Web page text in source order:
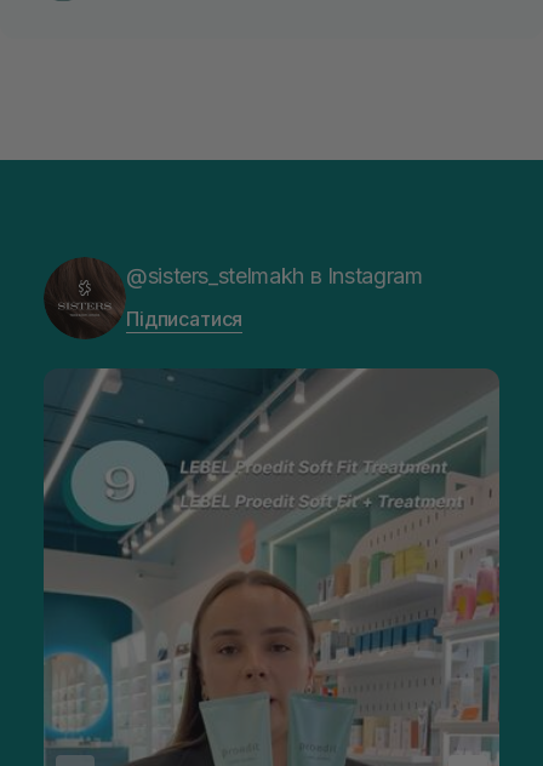
@sisters_stelmakh в Instagram
Підписатися